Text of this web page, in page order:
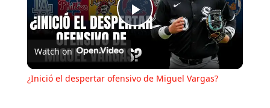
Play
Video
Watch on
¿Inició el despertar ofensivo de Miguel Vargas?